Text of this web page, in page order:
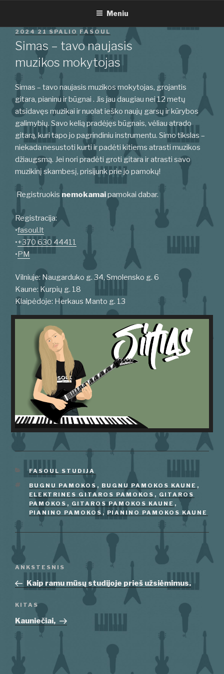
turinio
Meniu
PASKELBTA
2024 21 SPALIO FASOUL
Simas – tavo naujasis
muzikos mokytojas
Simas – tavo naujasis muzikos mokytojas, grojantis
gitara, pianinu ir būgnai . Jis jau daugiau nei 12 metų
atsidavęs muzikai ir nuolat ieško naujų garsų ir kūrybos
galimybių. Savo kelią pradėjęs būgnais, vėliau atrado
gitarą, kuri tapo jo pagrindiniu instrumentu. Simo tikslas –
niekada nesustoti kurti ir padėti kitiems atrasti muzikos
džiaugsmą. Jei nori pradėti groti gitara ir atrasti savo
muzikinį skambesį, prisijunk prie jo pamokų!
Registruokis nemokamaipamokai dabar.
Registracija:
•fasoul.lt
•+370 630 44411
•PM
Vilniuje: Naugarduko g. 34, Smolensko g. 6
Kaune: Kurpių g. 18
Klaipėdoje: Herkaus Manto g. 13
KATEGORIJOS
FASOUL STUDIJA
ŽYMOS
BUGNU PAMOKOS, BUGNU PAMOKOS KAUNE ,
ELEKTRINES GITAROS PAMOKOS , GITAROS
PAMOKOS , GITAROS PAMOKOS KAUNE ,
PIANINO PAMOKOS , PIANINO PAMOKOS KAUNE
Navigacija
tarp
įrašų
Ankstesnis
įrašas
ANKSTESNIS
Kaip ramu mūsų studijoje prieš užsiėmimus.
Kitas
įrašas
KITAS
Kauniečiai,